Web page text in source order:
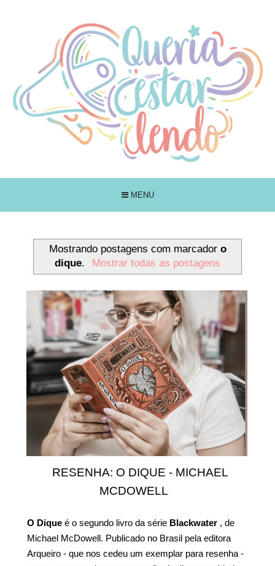
MENU
Mostrando postagens com marcador o
dique. Mostrar todas as postagens
RESENHA: O DIQUE - MICHAEL
MCDOWELL
O Dique é o segundo livro da série Blackwater , de
Michael McDowell. Publicado no Brasil pela editora
Arqueiro - que nos cedeu um exemplar para resenha -